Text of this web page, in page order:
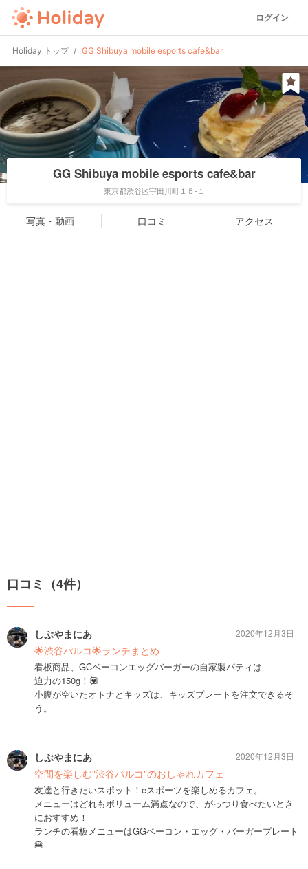
ログイン
Holiday トップ GG Shibuya mobile esports cafe&bar
GG Shibuya mobile esports cafe&bar
東京都渋谷区宇田川町１５-１
写真・動画 口コミ アクセス
口コミ（4件）
しぶやまにあ
🌟渋谷パルコ🌟ランチまとめ
看板商品、GCベーコンエッグバーガーの自家製パティは
迫力の150g！💟
小腹が空いたオトナとキッズは、キッズプレートを注文できるそ
う。
2020年12月3日
しぶやまにあ
空間を楽しむ"渋谷パルコ"のおしゃれカフェ
友達と行きたいスポット！eスポーツを楽しめるカフェ。
メニューはどれもボリューム満点なので、がっつり食べたいとき
におすすめ！
ランチの看板メニューはGGベーコン・エッグ・バーガープレート
🍔
2020年12月3日